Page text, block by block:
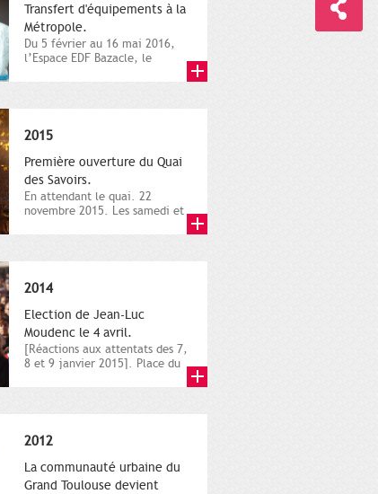
Transfert d'équipements à la
Métropole.
Du 5 février au 16 mai 2016,
l’Espace EDF Bazacle, le
2015
Première ouverture du Quai
des Savoirs.
En attendant le quai. 22
novembre 2015. Les samedi et
2014
Election de Jean-Luc
Moudenc le 4 avril.
[Réactions aux attentats des 7,
8 et 9 janvier 2015]. Place du
2012
La communauté urbaine du
Grand Toulouse devient